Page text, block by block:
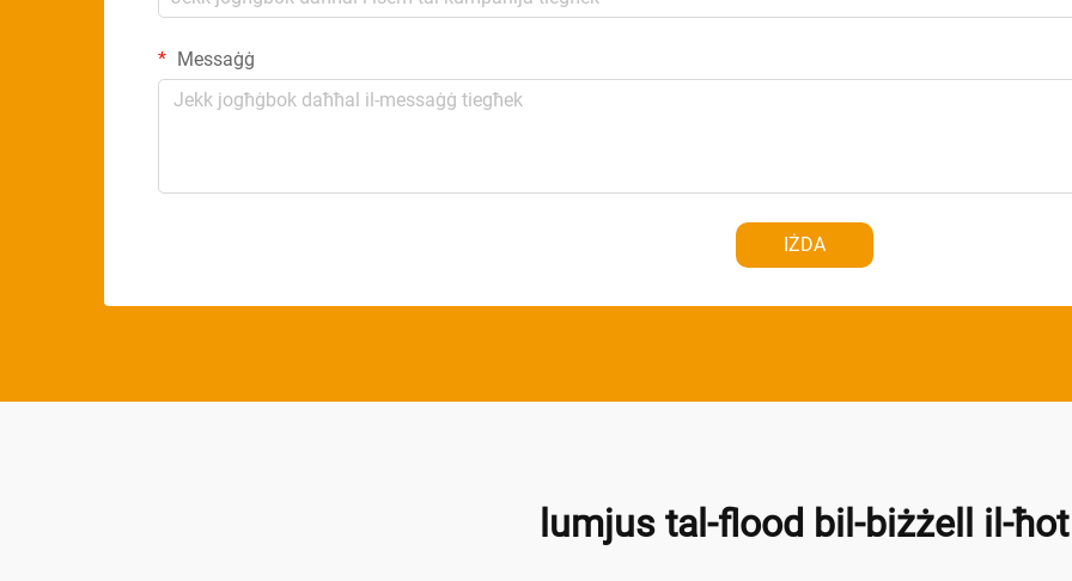
Messaġġ
IŻDA
lumjus tal-flood bil-biżżell il-ħot